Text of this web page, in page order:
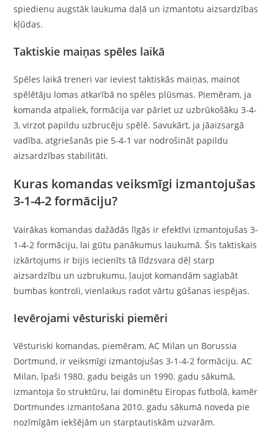
spiedienu augstāk laukuma daļā un izmantotu aizsardzības
kļūdas.
Taktiskie maiņas spēles laikā
Spēles laikā treneri var ieviest taktiskās maiņas, mainot
spēlētāju lomas atkarībā no spēles plūsmas. Piemēram, ja
komanda atpaliek, formācija var pāriet uz uzbrūkošāku 3-4-
3, virzot papildu uzbrucēju spēlē. Savukārt, ja jāaizsargā
vadība, atgriešanās pie 5-4-1 var nodrošināt papildu
aizsardzības stabilitāti.
Kuras komandas veiksmīgi izmantojušas
3-1-4-2 formāciju?
Vairākas komandas dažādās līgās ir efektīvi izmantojušas 3-
1-4-2 formāciju, lai gūtu panākumus laukumā. Šis taktiskais
izkārtojums ir bijis iecienīts tā līdzsvara dēļ starp
aizsardzību un uzbrukumu, ļaujot komandām saglabāt
bumbas kontroli, vienlaikus radot vārtu gūšanas iespējas.
Ievērojami vēsturiski piemēri
Vēsturiski komandas, piemēram, AC Milan un Borussia
Dortmund, ir veiksmīgi izmantojušas 3-1-4-2 formāciju. AC
Milan, īpaši 1980. gadu beigās un 1990. gadu sākumā,
izmantoja šo struktūru, lai dominētu Eiropas futbolā, kamēr
Dortmundes izmantošana 2010. gadu sākumā noveda pie
nozīmīgām iekšējām un starptautiskām uzvarām.